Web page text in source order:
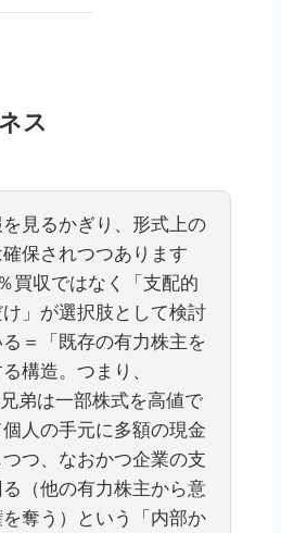
ス
見るかぎり、形式上の
保されつつあります
買収ではなく「支配的
」が選択肢として検討
＝「既存の有力株主を
構造。つまり、
弟は一部株式を高値で
人の手元に多額の現金
つ、なおかつ企業の支
（他の有力株主から意
奪う）という「内部か